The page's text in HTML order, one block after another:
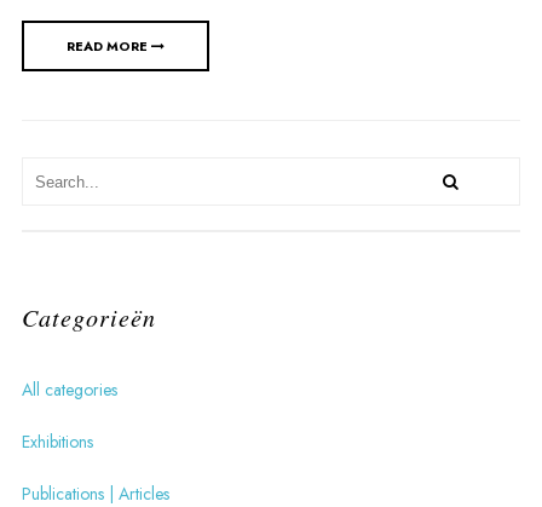
READ MORE
Categorieën
All categories
Exhibitions
Publications | Articles